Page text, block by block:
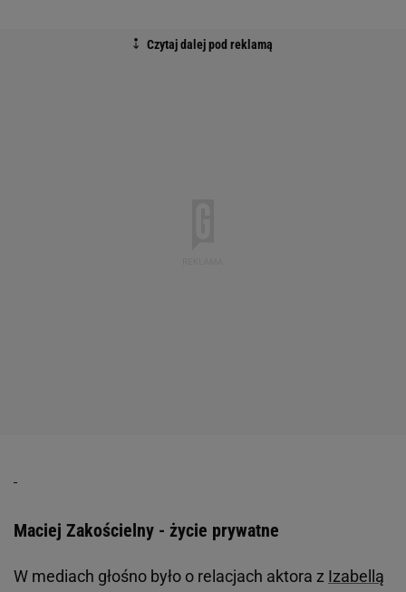
Maciej Zakościelny - życie prywatne
W mediach głośno było o relacjach aktora z Izabellą